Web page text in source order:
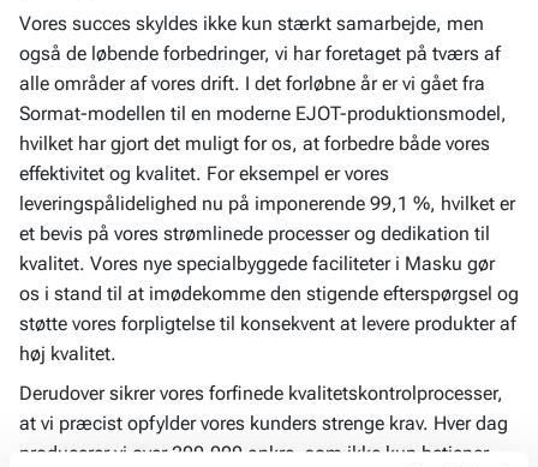
Vores succes skyldes ikke kun stærkt samarbejde, men
også de løbende forbedringer, vi har foretaget på tværs af
alle områder af vores drift. I det forløbne år er vi gået fra
Sormat-modellen til en moderne EJOT-produktionsmodel,
hvilket har gjort det muligt for os, at forbedre både vores
effektivitet og kvalitet. For eksempel er vores
leveringspålidelighed nu på imponerende 99,1 %, hvilket er
et bevis på vores strømlinede processer og dedikation til
kvalitet. Vores nye specialbyggede faciliteter i Masku gør
os i stand til at imødekomme den stigende efterspørgsel og
støtte vores forpligtelse til konsekvent at levere produkter af
høj kvalitet.
Derudover sikrer vores forfinede kvalitetskontrolprocesser,
at vi præcist opfylder vores kunders strenge krav. Hver dag
producerer vi over 200.000 ankre, som ikke kun betjener